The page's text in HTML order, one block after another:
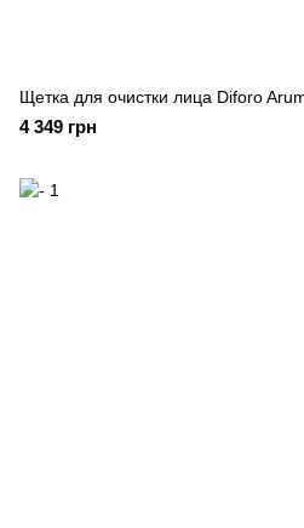
Щетка для очистки лица Diforo
4 349 грн